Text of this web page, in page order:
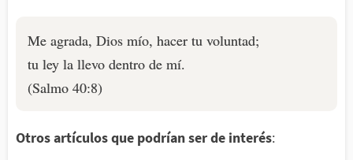
Me agrada, Dios mío, hacer tu voluntad;
tu ley la llevo dentro de mí.
(Salmo 40:8)
Otros artículos que podrían ser de interés: